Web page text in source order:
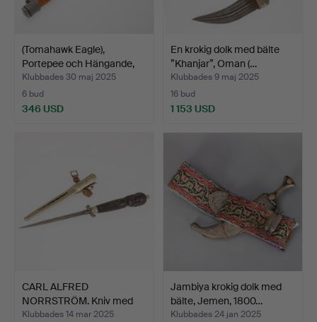
(Tomahawk Eagle),
Portepee och Hängande,
W…
Klubbades 30 maj 2025
6 bud
346 USD
En krokig dolk med bälte
”Khanjar”, Oman (…
Klubbades 9 maj 2025
16 bud
1 153 USD
CARL ALFRED
NORRSTRÖM. Kniv med
avskuret h…
Klubbades 14 mar 2025
Jambiya krokig dolk med
bälte, Jemen, 1800…
Klubbades 24 jan 2025